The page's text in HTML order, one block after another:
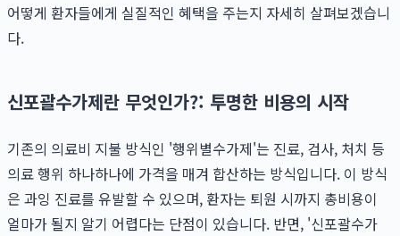
어떻게 환자들에게 실질적인 혜택을 주는지 자세히 살펴보겠습니
다.
신포괄수가제란 무엇인가?: 투명한 비용의 시작
기존의 의료비 지불 방식인 '행위별수가제'는 진료, 검사, 처치 등
의료 행위 하나하나에 가격을 매겨 합산하는 방식입니다. 이 방식
은 과잉 진료를 유발할 수 있으며, 환자는 퇴원 시까지 총비용이
얼마가 될지 알기 어렵다는 단점이 있습니다. 반면, '신포괄수가